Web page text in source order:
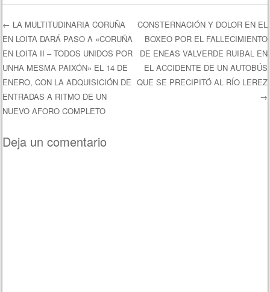
Navegación de entradas
← LA MULTITUDINARIA CORUÑA
EN LOITA DARÁ PASO A «CORUÑA
EN LOITA II – TODOS UNIDOS POR
UNHA MESMA PAIXÓN» EL 14 DE
ENERO, CON LA ADQUISICIÓN DE
ENTRADAS A RITMO DE UN
NUEVO AFORO COMPLETO
CONSTERNACIÓN Y DOLOR EN EL
BOXEO POR EL FALLECIMIENTO
DE ENEAS VALVERDE RUIBAL EN
EL ACCIDENTE DE UN AUTOBÚS
QUE SE PRECIPITÓ AL RÍO LEREZ
→
Deja un comentario